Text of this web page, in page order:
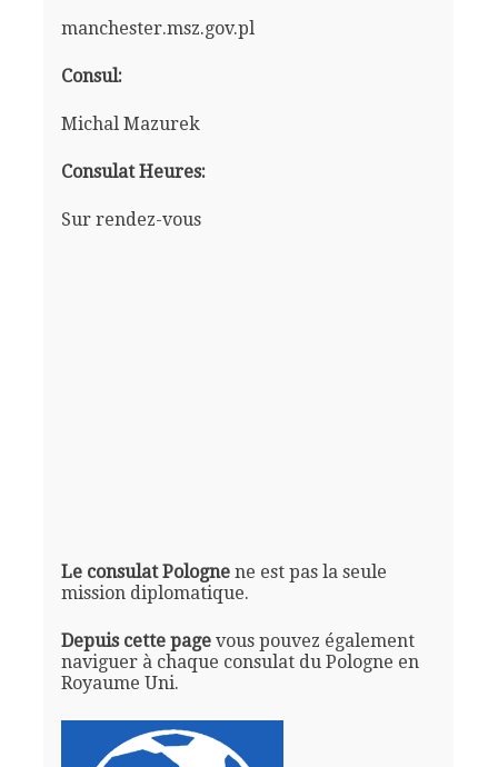
manchester.msz.gov.pl
Consul:
Michal Mazurek
Consulat Heures:
Sur rendez-vous
Le consulat Polognene est pas la seule
mission diplomatique.
Depuis cette pagevous pouvez également
naviguer à chaque consulat du Pologne en
Royaume Uni.